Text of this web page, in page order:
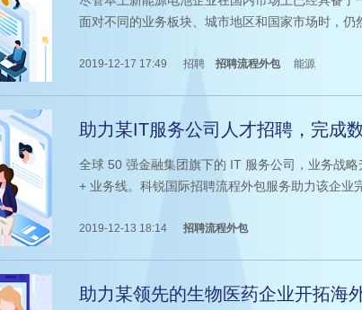
面对不同的业务板块、城市地区和国家市场时，仍
择了人力资源公司科锐国际提供的全流程、全渠道
2019-12-17 17:49 招聘 招聘流程外包 能源
助力某IT服务公司人才招聘，完成
全球 50 强金融集团旗下的 IT 服务公司，业务战略
+ 业务线。科锐国际招聘流程外包服务助力该企业
2019-12-13 18:14 招聘流程外包
助力某领先的生物医药企业开拓海